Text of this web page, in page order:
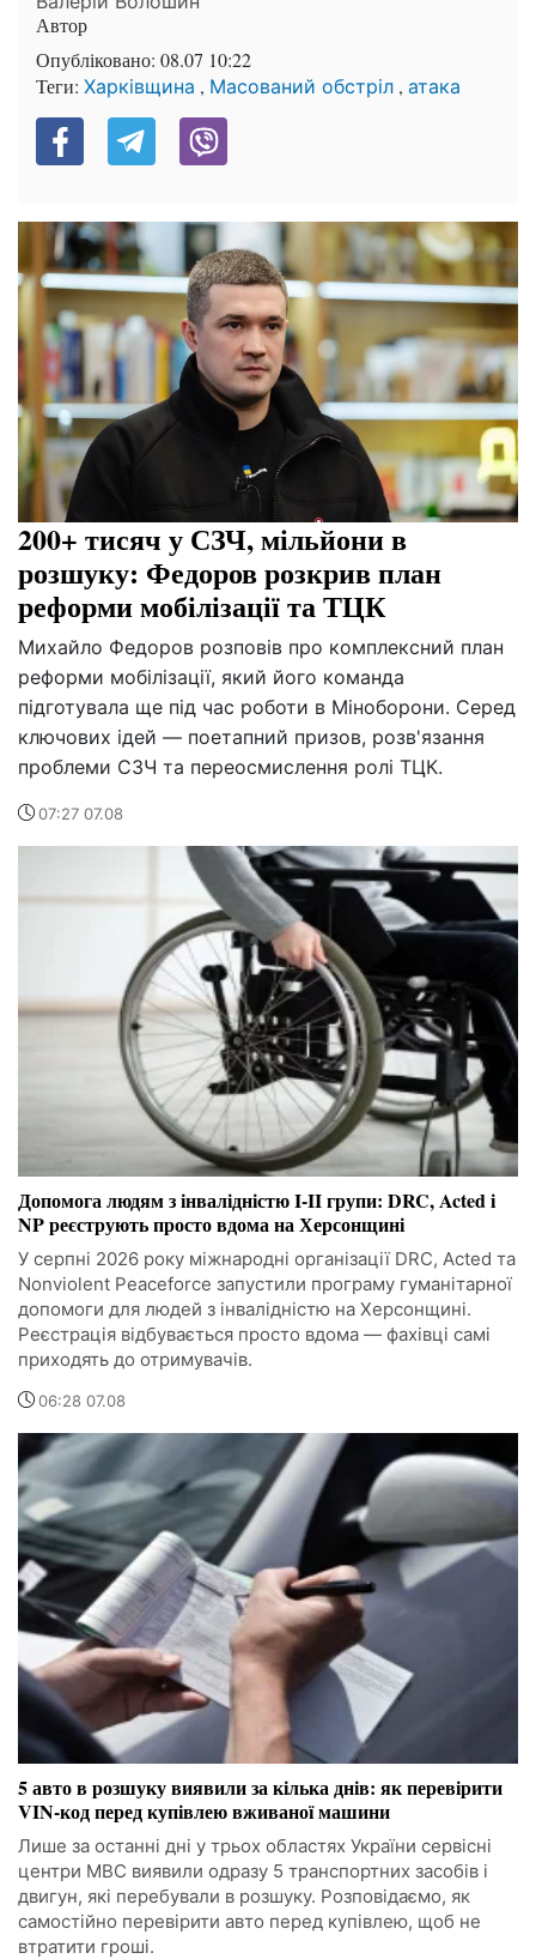
Автор
Опубліковано: 08.07 10:22
Теги: Харківщина , Масований обстріл , атака
200+ тисяч у СЗЧ, мільйони в
розшуку: Федоров розкрив план
реформи мобілізації та ТЦК
Михайло Федоров розповів про комплексний план
реформи мобілізації, який його команда
підготувала ще під час роботи в Міноборони. Серед
ключових ідей — поетапний призов, розв'язання
проблеми СЗЧ та переосмислення ролі ТЦК.
07:27 07.08
Допомога людям з інвалідністю I-II групи: DRC, Acted і
NP реєструють просто вдома на Херсонщині
У серпні 2026 року міжнародні організації DRC, Acted та
Nonviolent Peaceforce запустили програму гуманітарної
допомоги для людей з інвалідністю на Херсонщині.
Реєстрація відбувається просто вдома — фахівці самі
приходять до отримувачів.
06:28 07.08
5 авто в розшуку виявили за кілька днів: як перевірити
VIN-код перед купівлею вживаної машини
Лише за останні дні у трьох областях України сервісні
центри МВС виявили одразу 5 транспортних засобів і
двигун, які перебували в розшуку. Розповідаємо, як
самостійно перевірити авто перед купівлею, щоб не
втратити гроші.